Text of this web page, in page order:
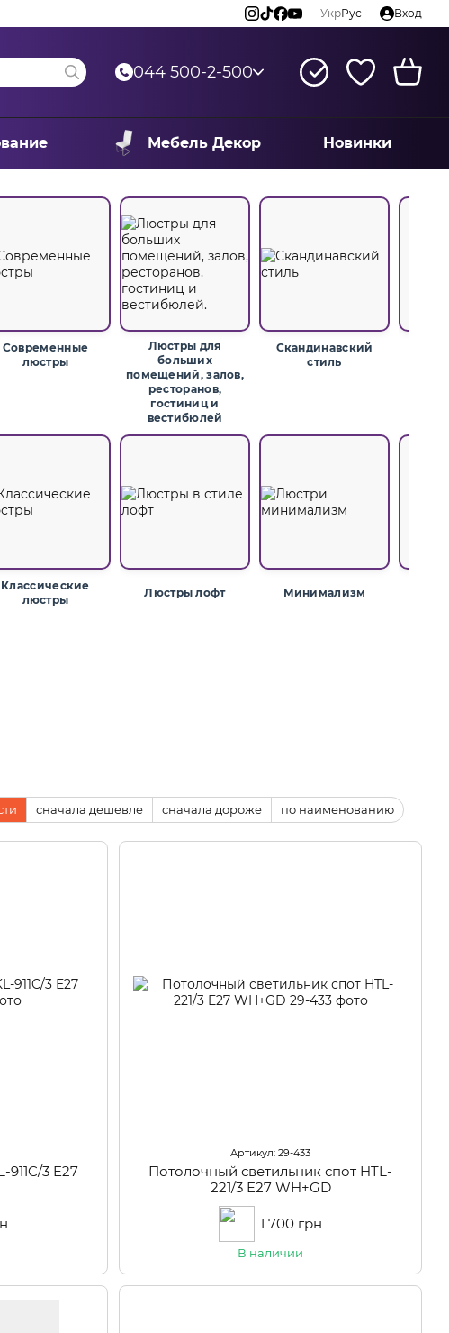
УкрРус Вход
044 500-2-500
Мебель Декор Новинки
Современные
люстры
Классические
люстры
Люстры для
больших
помещений, залов,
ресторанов,
гостиниц и
вестибюлей
Люстры лофт
Скандинавский
стиль
Минимализм
сначала дешевле сначала дороже по наименованию
3 E27
Артикул: 29-433
Потолочный светильник спот HTL-
221/3 E27 WH+GD
1 700 грн
В наличии